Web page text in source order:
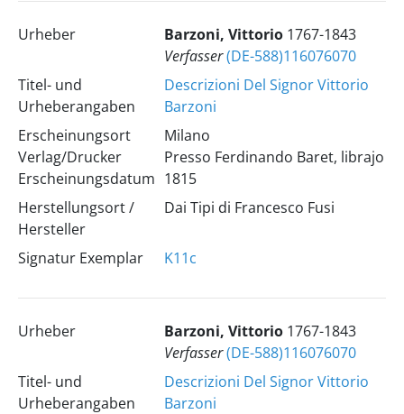
Urheber Barzoni, Vittorio 1767-1843
Verfasser(DE-588)116076070
Titel- und
Urheberangaben
Descrizioni Del Signor Vittorio
Barzoni
Erscheinungsort
Verlag/Drucker
Erscheinungsdatum
Milano
Presso Ferdinando Baret, librajo
1815
Herstellungsort /
Hersteller
Dai Tipi di Francesco Fusi
Signatur Exemplar K11c
Urheber Barzoni, Vittorio 1767-1843
Verfasser(DE-588)116076070
Titel- und
Urheberangaben
Descrizioni Del Signor Vittorio
Barzoni